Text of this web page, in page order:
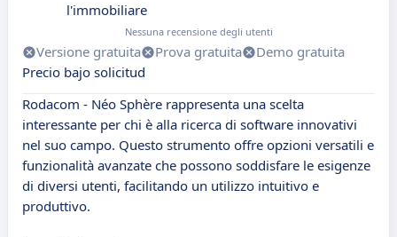
l'immobiliare
Nessuna recensione degli utenti
Versione gratuita Prova gratuita
Demo gratuita
Precio bajo solicitud
Rodacom - Néo Sphère rappresenta una scelta
interessante per chi è alla ricerca di software innovativi
nel suo campo. Questo strumento offre opzioni versatili e
funzionalità avanzate che possono soddisfare le esigenze
di diversi utenti, facilitando un utilizzo intuitivo e
produttivo.